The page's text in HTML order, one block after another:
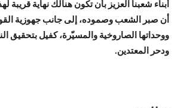
أبناء شعبنا العزيز بأن تكون هنالك نهاية قريبة
أن صبر الشعب وصموده، إلى جانب جهوزية
ووحداتها الصاروخية والمسيّرة، كفيل بتحقيق
ودحر المعتدين.